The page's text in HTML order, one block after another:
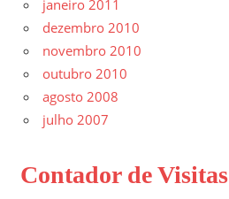
janeiro 2011
dezembro 2010
novembro 2010
outubro 2010
agosto 2008
julho 2007
Contador de Visitas